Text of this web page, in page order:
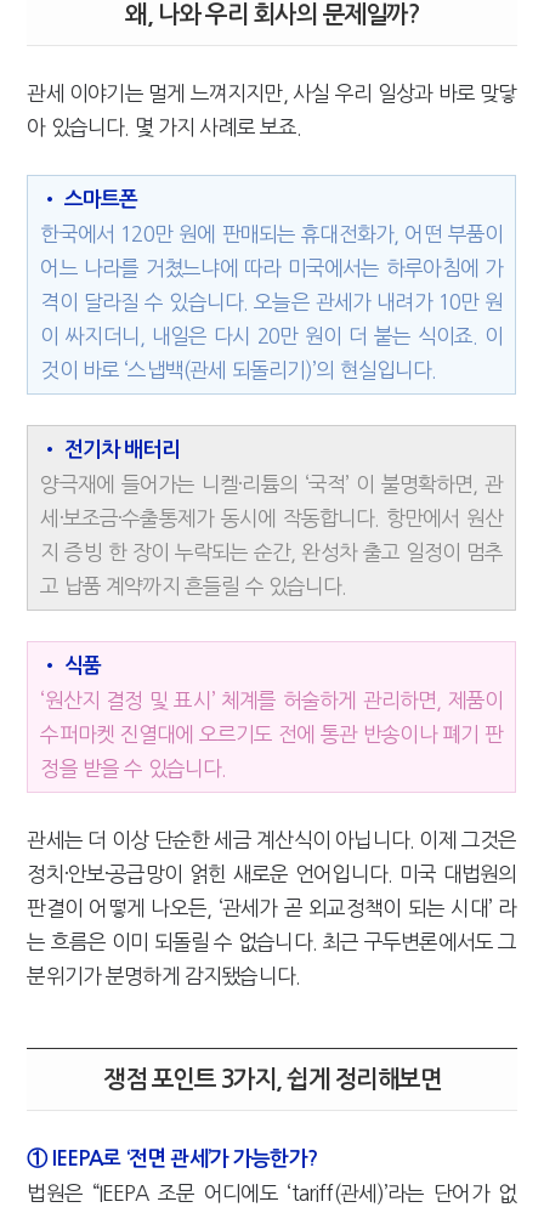
왜, 나와 우리 회사의 문제일까?
관세 이야기는 멀게 느껴지지만, 사실 우리 일상과 바로 맞닿
아 있습니다. 몇 가지 사례로 보죠.
• 스마트폰
한국에서 120만 원에 판매되는 휴대전화가, 어떤 부품이
어느 나라를 거쳤느냐에 따라 미국에서는 하루아침에 가
격이 달라질 수 있습니다. 오늘은 관세가 내려가 10만 원
이 싸지더니, 내일은 다시 20만 원이 더 붙는 식이죠. 이
것이 바로 ‘스냅백(관세 되돌리기)’의 현실입니다.
• 전기차 배터리
양극재에 들어가는 니켈·리튬의 ‘국적’ 이 불명확하면, 관
세·보조금·수출통제가 동시에 작동합니다. 항만에서 원산
지 증빙 한 장이 누락되는 순간, 완성차 출고 일정이 멈추
고 납품 계약까지 흔들릴 수 있습니다.
• 식품
‘원산지 결정 및 표시’ 체계를 허술하게 관리하면, 제품이
수퍼마켓 진열대에 오르기도 전에 통관 반송이나 폐기 판
정을 받을 수 있습니다.
관세는 더 이상 단순한 세금 계산식이 아닙니다. 이제 그것은
정치·안보·공급망이 얽힌 새로운 언어입니다. 미국 대법원의
판결이 어떻게 나오든, ‘관세가 곧 외교정책이 되는 시대’ 라
는 흐름은 이미 되돌릴 수 없습니다. 최근 구두변론에서도 그
분위기가 분명하게 감지됐습니다.
쟁점 포인트 3가지, 쉽게 정리해보면
① IEEPA로 ‘전면 관세’가 가능한가?
법원은 “IEEPA 조문 어디에도 ‘tariff(관세)’라는 단어가 없